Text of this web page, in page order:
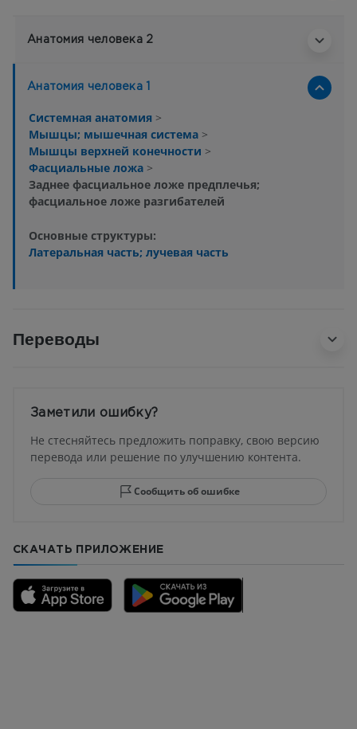
Анатомия человека 2
Анатомия человека 1
Системная анатомия >
Мышцы; мышечная система >
Мышцы верхней конечности >
Фасциальные ложа >
Заднее фасциальное ложе предплечья;
фасциальное ложе разгибателей
Основные структуры:
Латеральная часть; лучевая часть
Переводы
Заметили ошибку?
Не стесняйтесь предложить поправку, свою версию
перевода или решение по улучшению контента.
Сообщить об ошибке
СКАЧАТЬ ПРИЛОЖЕНИЕ